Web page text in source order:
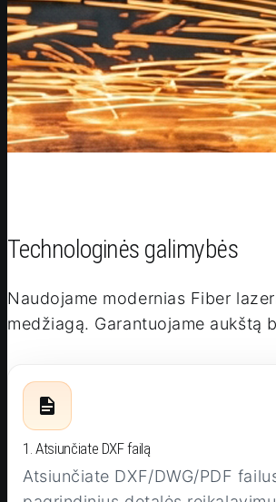
Technologinės galimybės
Naudojame modernias Fiber
medžiagą. Garantuojame aukštą
1. Atsiunčiate DXF failą
Atsiunčiate DXF/DWG/PDF